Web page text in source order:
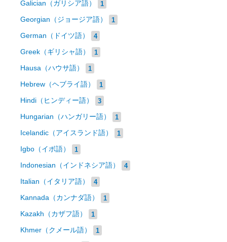
Galician（ガリシア語） 1
Georgian（ジョージア語） 1
German（ドイツ語） 4
Greek（ギリシャ語） 1
Hausa（ハウサ語） 1
Hebrew（ヘブライ語） 1
Hindi（ヒンディー語） 3
Hungarian（ハンガリー語） 1
Icelandic（アイスランド語） 1
Igbo（イボ語） 1
Indonesian（インドネシア語） 4
Italian（イタリア語） 4
Kannada（カンナダ語） 1
Kazakh（カザフ語） 1
Khmer（クメール語） 1